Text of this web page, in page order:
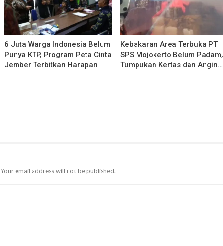
6 Juta Warga Indonesia Belum
Punya KTP, Program Peta Cinta
Jember Terbitkan Harapan
Kebakaran Area Terbuka PT
SPS Mojokerto Belum Padam,
Tumpukan Kertas dan Angin…
Your email address will not be published.